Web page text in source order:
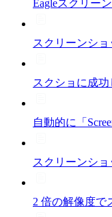
Eagleスクリー
スクリーンシ
スクショに成
自動的に「
スクリーンシ
2 倍の解像度で